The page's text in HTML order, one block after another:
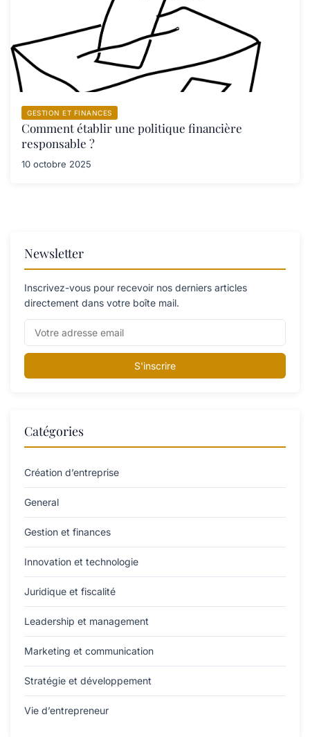
GESTION ET FINANCES
Comment établir une politique financière
responsable ?
10 octobre 2025
Newsletter
Inscrivez-vous pour recevoir nos derniers articles
directement dans votre boîte mail.
S'inscrire
Catégories
Création d’entreprise
General
Gestion et finances
Innovation et technologie
Juridique et fiscalité
Leadership et management
Marketing et communication
Stratégie et développement
Vie d’entrepreneur